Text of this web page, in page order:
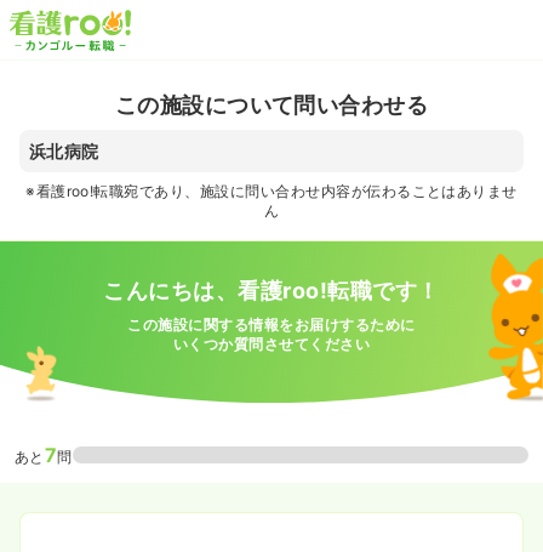
この施設について問い合わせる
浜北病院
※看護roo!転職宛であり、施設に問い合わせ内容が伝わることはありませ
ん
こんにちは、看護roo!転職です！
この施設に関する情報をお届けするために
いくつか質問させてください
あと 7問